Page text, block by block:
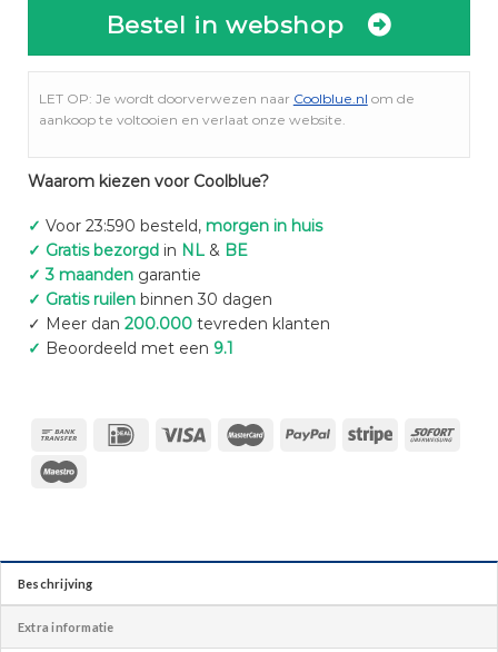
Bestel in webshop
LET OP: Je wordt doorverwezen naar Coolblue.nl om de
aankoop te voltooien en verlaat onze website.
Waarom kiezen voor Coolblue?
✓ Voor 23:590 besteld, morgen in huis
✓ Gratis bezorgd in NL& BE
✓ 3 maanden garantie
✓ Gratis ruilenbinnen 30 dagen
✓ Meer dan 200.000tevreden klanten
✓ Beoordeeld met een 9.1
Beschrijving
Extra informatie